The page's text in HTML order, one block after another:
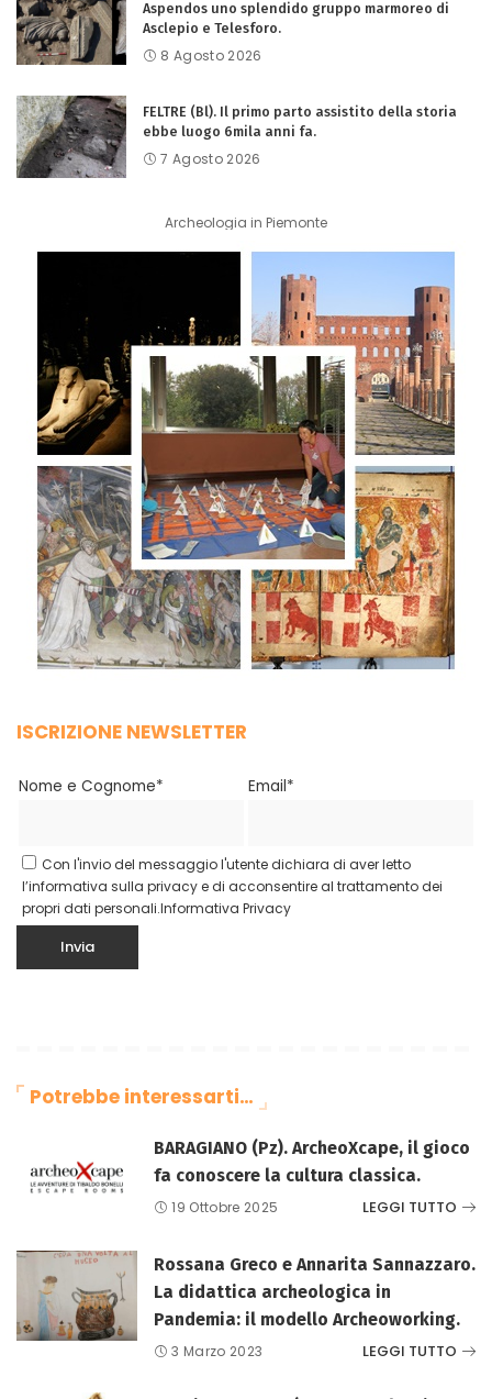
Aspendos uno splendido gruppo marmoreo di
Asclepio e Telesforo.
8 Agosto 2026
FELTRE (Bl). Il primo parto assistito della storia
ebbe luogo 6mila anni fa.
7 Agosto 2026
Archeologia in Piemonte
ISCRIZIONE NEWSLETTER
Nome e Cognome* Email*
Con l'invio del messaggio l'utente dichiara di aver letto
l’informativa sulla privacy e di acconsentire al trattamento dei
propri dati personali.Informativa Privacy
Potrebbe interessarti…
BARAGIANO (Pz). ArcheoXcape, il gioco
fa conoscere la cultura classica.
19 Ottobre 2025 LEGGI TUTTO
Rossana Greco e Annarita Sannazzaro.
La didattica archeologica in
Pandemia: il modello Archeoworking.
3 Marzo 2023 LEGGI TUTTO